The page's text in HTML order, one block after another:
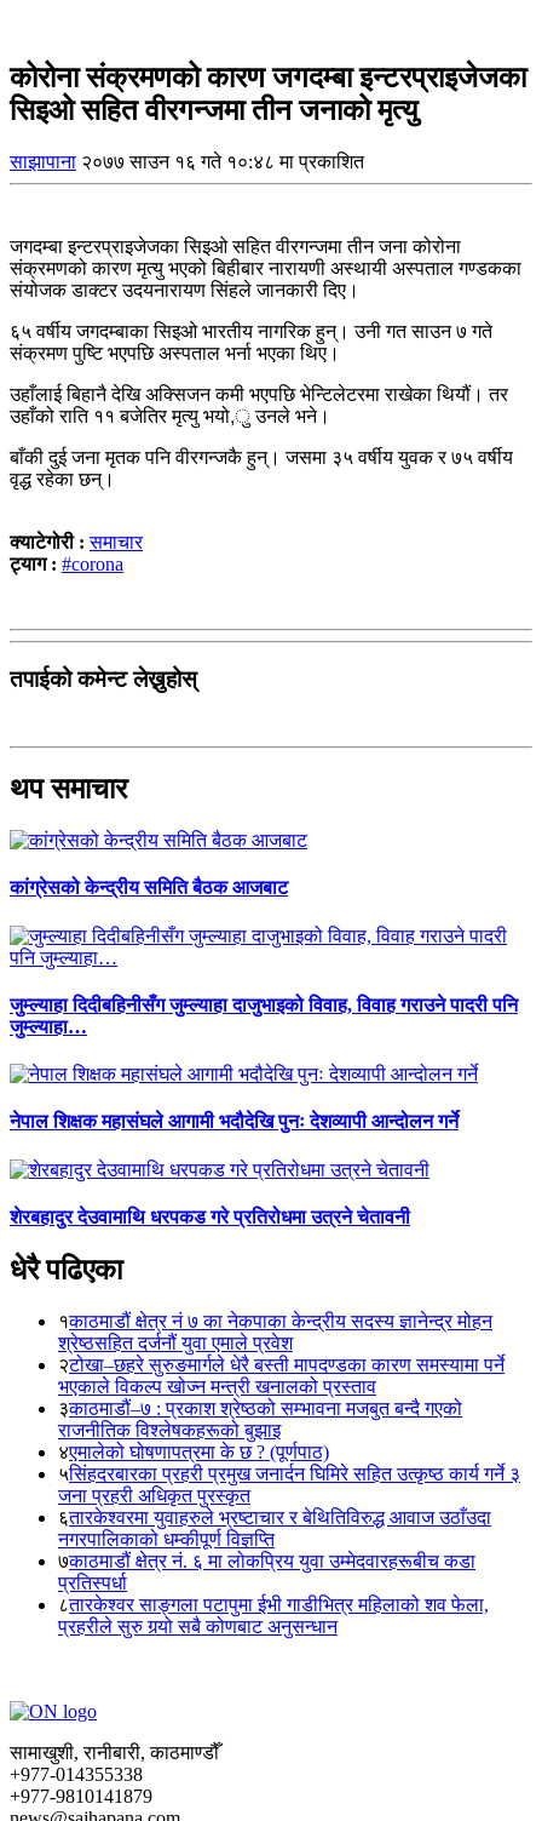
कोरोना संक्रमणको कारण जगदम्बा इन्टरप्राइजेजका
सिइओ सहित वीरगन्जमा तीन जनाको मृत्यु
साझापाना २०७७ साउन १६ गते १०:४८ मा प्रकाशित
जगदम्बा इन्टरप्राइजेजका सिइओ सहित वीरगन्जमा तीन जना कोरोना
संक्रमणको कारण मृत्यु भएको बिहीबार नारायणी अस्थायी अस्पताल गण्डकका
संयोजक डाक्टर उदयनारायण सिंहले जानकारी दिए।
६५ वर्षीय जगदम्बाका सिइओ भारतीय नागरिक हुन्। उनी गत साउन ७ गते
संक्रमण पुष्टि भएपछि अस्पताल भर्ना भएका थिए।
उहाँलाई बिहानै देखि अक्सिजन कमी भएपछि भेन्टिलेटरमा राखेका थियौं। तर
उहाँको राति ११ बजेतिर मृत्यु भयो,ु उनले भने।
बाँकी दुई जना मृतक पनि वीरगन्जकै हुन्। जसमा ३५ वर्षीय युवक र ७५ वर्षीय
वृद्ध रहेका छन्।
क्याटेगोरी :समाचार
ट्याग : #corona
तपाईको कमेन्ट लेख्नुहोस्
थप समाचार
कांग्रेसको केन्द्रीय समिति बैठक आजबाट
जुम्ल्याहा दिदीबहिनीसँग जुम्ल्याहा दाजुभाइको विवाह, विवाह गराउने पादरी पनि
जुम्ल्याहा…
नेपाल शिक्षक महासंघले आगामी भदौदेखि पुनः देशव्यापी आन्दोलन गर्ने
शेरबहादुर देउवामाथि धरपकड गरे प्रतिरोधमा उत्रने चेतावनी
धेरै पढिएका
१काठमाडौं क्षेत्र नं ७ का नेकपाका केन्द्रीय सदस्य ज्ञानेन्द्र मोहन
श्रेष्ठसहित दर्जनौं युवा एमाले प्रवेश
२टोखा–छहरे सुरुङमार्गले धेरै बस्ती मापदण्डका कारण समस्यामा पर्ने
भएकाले विकल्प खोज्न मन्त्री खनालको प्रस्ताव
३काठमाडौं–७ : प्रकाश श्रेष्ठको सम्भावना मजबुत बन्दै गएको
राजनीतिक विश्लेषकहरूको बुझाइ
४एमालेको घोषणापत्रमा के छ ? (पूर्णपाठ)
५सिंहदरबारका प्रहरी प्रमुख जनार्दन घिमिरे सहित उत्कृष्ठ कार्य गर्ने ३
जना प्रहरी अधिकृत पुरस्कृत
६तारकेश्वरमा युवाहरुले भ्रष्टाचार र बेथितिविरुद्ध आवाज उठाँउदा
नगरपालिकाको धम्कीपूर्ण विज्ञप्ति
७काठमाडौं क्षेत्र नं. ६ मा लोकप्रिय युवा उम्मेदवारहरूबीच कडा
प्रतिस्पर्धा
८तारकेश्वर साङ्गला पटापुमा ईभी गाडीभित्र महिलाको शव फेला,
प्रहरीले सुरु गर्‍यो सबै कोणबाट अनुसन्धान
सामाखुशी, रानीबारी, काठमाण्डौँ
+977-014355338
+977-9810141879